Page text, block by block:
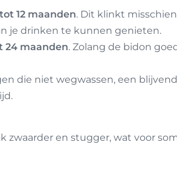
12 maanden. Dit klinkt
je drinken te kunnen genieten.
24 maanden. Zolang de bidon
die niet wegwassen, een
zwaarder en stugger, wat voor